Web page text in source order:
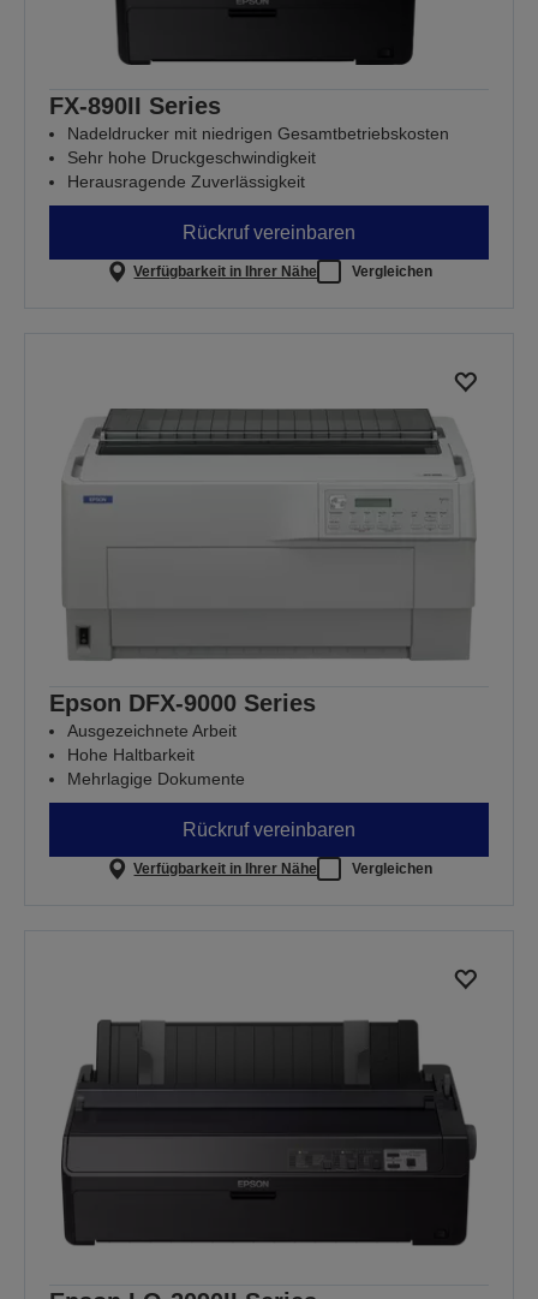
FX-890II Series
Nadeldrucker mit niedrigen Gesamtbetriebskosten
Sehr hohe Druckgeschwindigkeit
Herausragende Zuverlässigkeit
Rückruf vereinbaren
Verfügbarkeit in Ihrer Nähe Vergleichen
Epson DFX-9000 Series
Ausgezeichnete Arbeit
Hohe Haltbarkeit
Mehrlagige Dokumente
Rückruf vereinbaren
Verfügbarkeit in Ihrer Nähe Vergleichen